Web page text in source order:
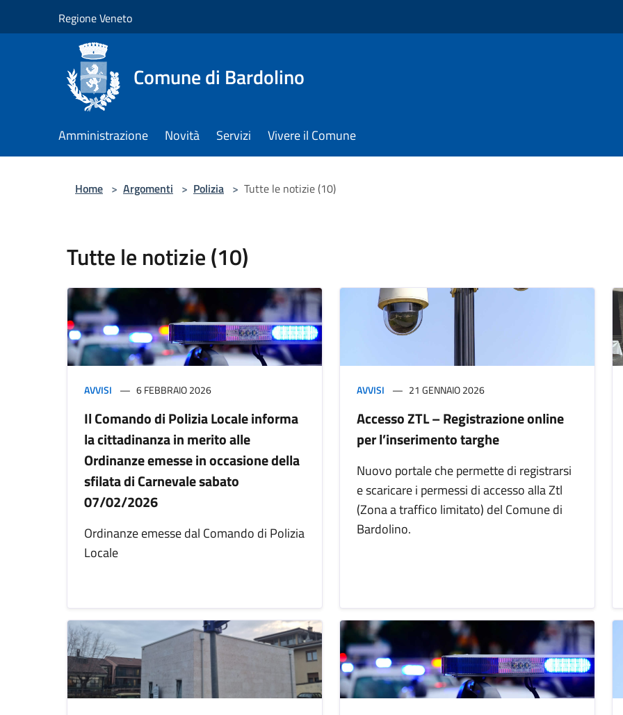
Regione Veneto
Comune di Bardolino
Amministrazione Novità Servizi Vivere il Comune
Home > Argomenti > Polizia > Tutte le notizie (10)
Tutte le notizie (10)
AVVISI 6 FEBBRAIO 2026
Il Comando di Polizia Locale informa
la cittadinanza in merito alle
Ordinanze emesse in occasione della
sfilata di Carnevale sabato
07/02/2026
Ordinanze emesse dal Comando di Polizia
Locale
AVVISI 21 GENNAIO 2026
Accesso ZTL – Registrazione online
per l’inserimento targhe
Nuovo portale che permette di registrarsi
e scaricare i permessi di accesso alla Ztl
(Zona a traffico limitato) del Comune di
Bardolino.